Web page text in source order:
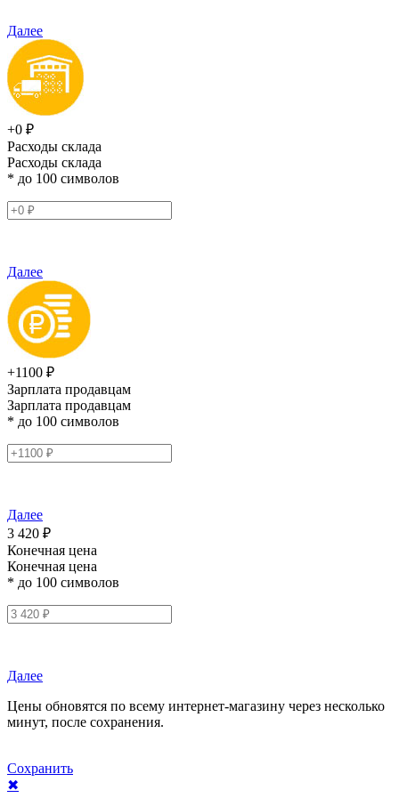
Далее
+0 ₽
Расходы склада
Расходы склада
* до 100 символов
Далее
+1100 ₽
Зарплата продавцам
Зарплата продавцам
* до 100 символов
Далее
3 420 ₽
Конечная цена
Конечная цена
* до 100 символов
Далее
Цены обновятся по всему интернет-магазину через несколько
минут, после сохранения.
Сохранить
✖